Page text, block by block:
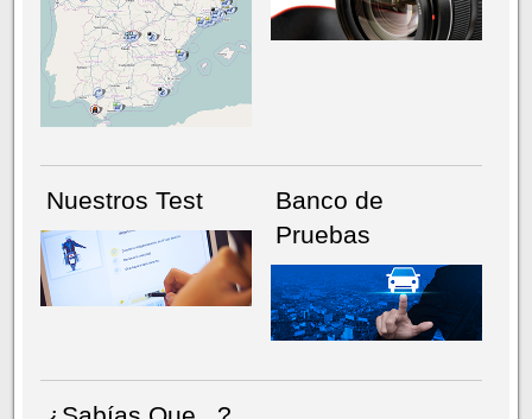
NÚMERO ACTUALHEMEROTECA
Nuestros Test
Banco de
Pruebas